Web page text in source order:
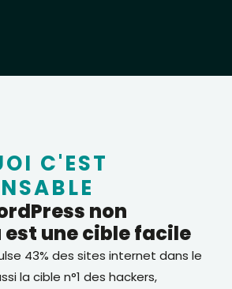
C'EST
non
une cible facile
43% des sites internet dans le
la cible n°1 des hackers,